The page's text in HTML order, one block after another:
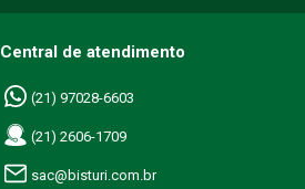
Central de atendimento
(21) 97028-6603
(21) 2606-1709
sac@bisturi.com.br